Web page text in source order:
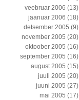
veebruar 2006 (13)
jaanuar 2006 (18)
detsember 2005 (9)
november 2005 (20)
oktoober 2005 (16)
september 2005 (16)
august 2005 (15)
juuli 2005 (20)
juuni 2005 (27)
mai 2005 (17)